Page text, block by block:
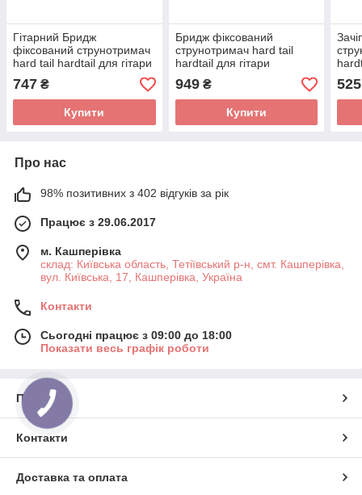
Гітарний Бридж
фіксований струнотримач
hard tail hardtail для гітари
електрогітари хром
747 ₴
Купити
Бридж фіксований
струнотримач hard tail
hardtail для гітари
електрогітари чорний 3
949₴
Купити
525
Про нас
98% позитивних з 402 відгуків за рік
Працює з 29.06.2017
м. Кашперівка
склад: Київська область, Тетіївський р-н, смт. Кашперівка,
вул. Київська, 17, Кашперівка, Україна
Контакти
Сьогодні працює з 09:00 до 18:00
Показати весь графік роботи
Про нас
Контакти
Доставка та оплата